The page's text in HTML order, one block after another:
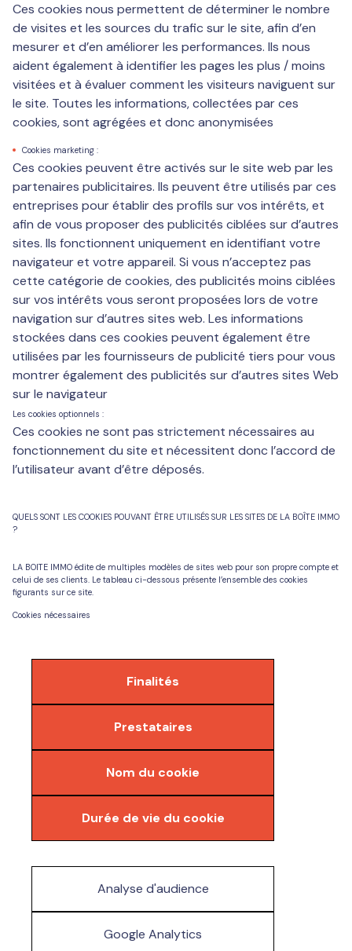
Ces cookies nous permettent de déterminer le nombre
de visites et les sources du trafic sur le site, afin d’en
mesurer et d’en améliorer les performances. Ils nous
aident également à identifier les pages les plus / moins
visitées et à évaluer comment les visiteurs naviguent sur
le site. Toutes les informations, collectées par ces
cookies, sont agrégées et donc anonymisées
Cookies marketing :
Ces cookies peuvent être activés sur le site web par les
partenaires publicitaires. Ils peuvent être utilisés par ces
entreprises pour établir des profils sur vos intérêts, et
afin de vous proposer des publicités ciblées sur d’autres
sites. Ils fonctionnent uniquement en identifiant votre
navigateur et votre appareil. Si vous n’acceptez pas
cette catégorie de cookies, des publicités moins ciblées
sur vos intérêts vous seront proposées lors de votre
navigation sur d’autres sites web. Les informations
stockées dans ces cookies peuvent également être
utilisées par les fournisseurs de publicité tiers pour vous
montrer également des publicités sur d’autres sites Web
sur le navigateur
Les cookies optionnels :
Ces cookies ne sont pas strictement nécessaires au
fonctionnement du site et nécessitent donc l’accord de
l’utilisateur avant d’être déposés.
QUELS SONT LES COOKIES POUVANT ÊTRE UTILISÉS SUR LES SITES DE LA BOÎTE IMMO
?
LA BOITE IMMO édite de multiples modèles de sites web pour son propre compte et
celui de ses clients. Le tableau ci-dessous présente l’ensemble des cookies
figurants sur ce site.
Cookies nécessaires
Finalités
Prestataires
Nom du cookie
Durée de vie du cookie
Analyse d'audience
Google Analytics